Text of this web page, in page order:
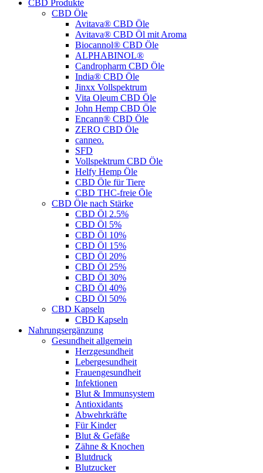
CBD Produkte
CBD Öle
Avitava® CBD Öle
Avitava® CBD Öl mit Aroma
Biocannol® CBD Öle
ALPHABINOL®
Candropharm CBD Öle
India® CBD Öle
Jinxx Vollspektrum
Vita Oleum CBD Öle
John Hemp CBD Öle
Encann® CBD Öle
ZERO CBD Öle
canneo.
SFD
Vollspektrum CBD Öle
Helfy Hemp Öle
CBD Öle für Tiere
CBD THC-freie Öle
CBD Öle nach Stärke
CBD Öl 2.5%
CBD Öl 5%
CBD Öl 10%
CBD Öl 15%
CBD Öl 20%
CBD Öl 25%
CBD Öl 30%
CBD Öl 40%
CBD Öl 50%
CBD Kapseln
CBD Kapseln
Nahrungsergänzung
Gesundheit allgemein
Herzgesundheit
Lebergesundheit
Frauengesundheit
Infektionen
Blut & Immunsystem
Antioxidants
Abwehrkräfte
Für Kinder
Blut & Gefäße
Zähne & Knochen
Blutdruck
Blutzucker